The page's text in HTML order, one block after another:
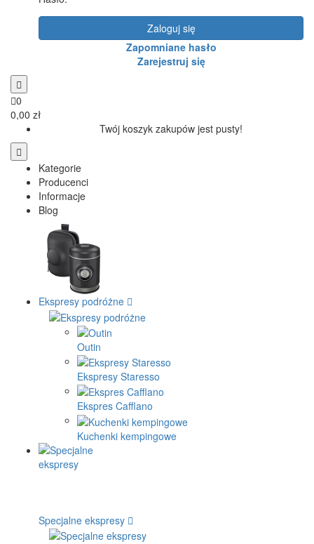
Zaloguj się
Zapomniane hasło
Zarejestruj się
0
0,00 zł
Twój koszyk zakupów jest pusty!
Kategorie
Producenci
Informacje
Blog
Ekspresy podróżne
Outin
Ekspresy Staresso
Ekspres Cafflano
Kuchenki kempingowe
Specjalne ekspresy